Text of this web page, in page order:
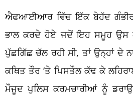
ਐਫਆਈਆਰ ਵਿੱਚ ਇੱਕ ਬੇਹੱਦ
ਭਾਲ ਕਰਦੇ ਹੋਏ ਜਦੋਂ ਇਹ ਸਮੂਹ ਉਸ
ਪੁੱਛਗਿੱਛ ਚੱਲ ਰਹੀ ਸੀ, ਤਾਂ ਉਨ੍ਹਾਂ
ਕਥਿਤ ਤੌਰ ‘ਤੇ ਪਿਸਤੌਲ ਕੱਢ ਕੇ
ਮੌਜੂਦ ਪੁਲਿਸ ਕਰਮਚਾਰੀਆਂ ਨੂੰ